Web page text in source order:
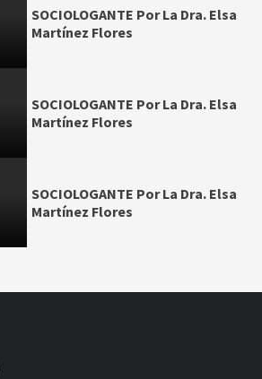
SOCIOLOGANTE Por La Dra. Elsa
Martínez Flores
SOCIOLOGANTE Por La Dra. Elsa
Martínez Flores
SOCIOLOGANTE Por La Dra. Elsa
Martínez Flores